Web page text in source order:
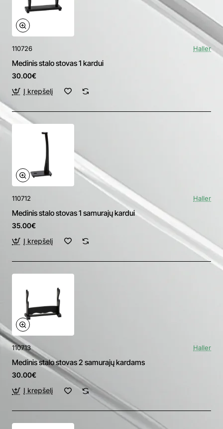
110726 Haller
Medinis stalo stovas 1 kardui
30.00€
Į krepšelį
110712 Haller
Medinis stalo stovas 1 samurajų kardui
35.00€
Į krepšelį
110713 Haller
Medinis stalo stovas 2 samurajų kardams
30.00€
Į krepšelį